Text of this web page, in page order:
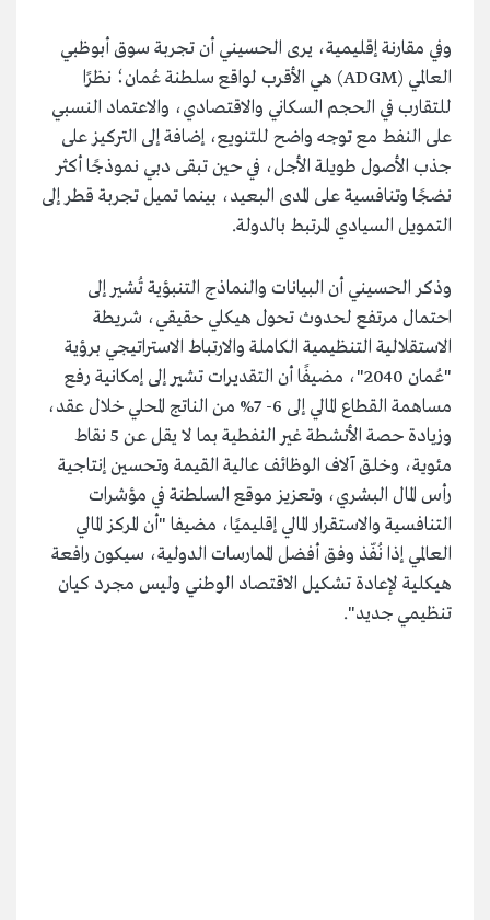
وفي مقارنة إقليمية، يرى الحسيني أن تجربة سوق أبوظبي
العالمي (ADGM) هي الأقرب لواقع سلطنة عُمان؛ نظرًا
للتقارب في الحجم السكاني والاقتصادي، والاعتماد النسبي
على النفط مع توجه واضح للتنويع، إضافة إلى التركيز على
جذب الأصول طويلة الأجل، في حين تبقى دبي نموذجًا أكثر
نضجًا وتنافسية على المدى البعيد، بينما تميل تجربة قطر إلى
التمويل السيادي المرتبط بالدولة.
وذكر الحسيني أن البيانات والنماذج التنبؤية تُشير إلى
احتمال مرتفع لحدوث تحول هيكلي حقيقي، شريطة
الاستقلالية التنظيمية الكاملة والارتباط الاستراتيجي برؤية
"عُمان 2040"، مضيفًا أن التقديرات تشير إلى إمكانية رفع
مساهمة القطاع المالي إلى 6- 7% من الناتج المحلي خلال عقد،
وزيادة حصة الأنشطة غير النفطية بما لا يقل عن 5 نقاط
مئوية، وخلق آلاف الوظائف عالية القيمة وتحسين إنتاجية
رأس المال البشري، وتعزيز موقع السلطنة في مؤشرات
التنافسية والاستقرار المالي إقليميًا، مضيفا "أن المركز المالي
العالمي إذا نُفّذ وفق أفضل الممارسات الدولية، سيكون رافعة
هيكلية لإعادة تشكيل الاقتصاد الوطني وليس مجرد كيان
تنظيمي جديد".